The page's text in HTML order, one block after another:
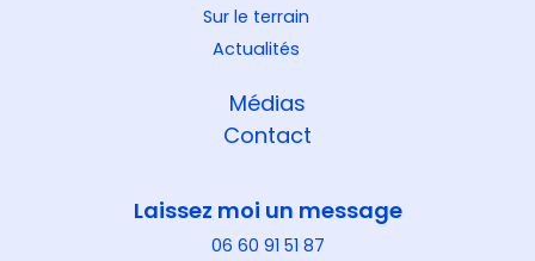
Sur le terrain
Actualités
Médias
Contact
Laissez moi un message
06 60 91 51 87